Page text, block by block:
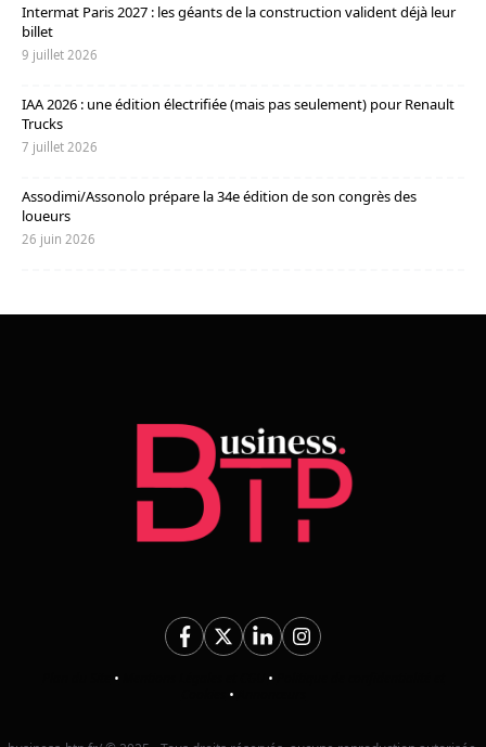
Intermat Paris 2027 : les géants de la construction valident déjà leur
billet
9 juillet 2026
IAA 2026 : une édition électrifiée (mais pas seulement) pour Renault
Trucks
7 juillet 2026
Assodimi/Assonolo prépare la 34e édition de son congrès des
loueurs
26 juin 2026
• •
•